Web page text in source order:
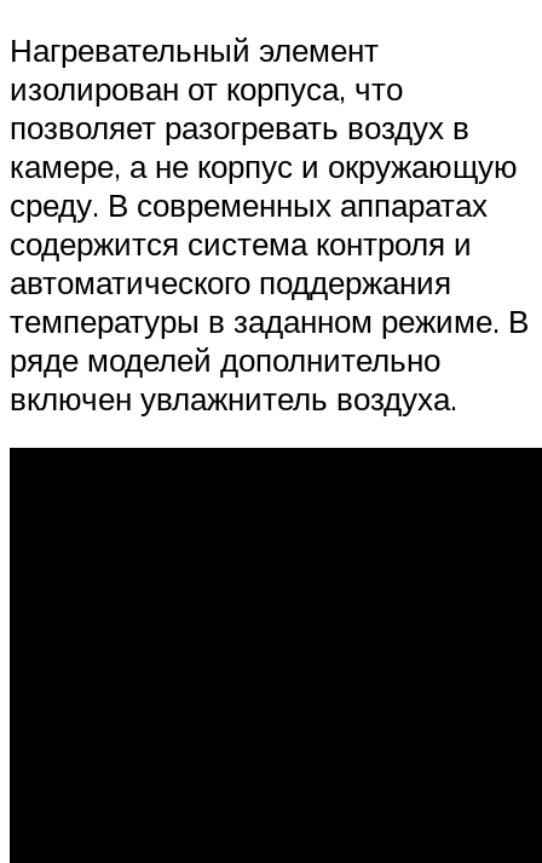
Нагревательный элемент
изолирован от корпуса, что
позволяет разогревать воздух в
камере, а не корпус и окружающую
среду. В современных аппаратах
содержится система контроля и
автоматического поддержания
температуры в заданном режиме. В
ряде моделей дополнительно
включен увлажнитель воздуха.